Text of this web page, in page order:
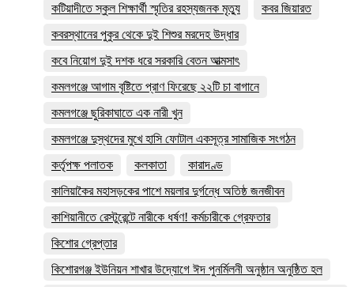
কটিয়াদীতে স্কুল শিক্ষার্থী স্মৃতির রহস্যজনক মৃত্যু
কবর জিয়ারত
কবরস্থানের পুকুর থেকে দুই শিশুর মরদেহ উদ্ধার
কবে নিয়োগ দুই দশক ধরে সরকারি বেতন আত্মসাৎ
কমলগঞ্জে আগাম বৃষ্টিতে প্রাণ ফিরেছে ২২টি চা বাগানে
কমলগঞ্জে ছুরিকাঘাতে এক নারী খুন
কমলগঞ্জে দুস্থদের মুখে হাসি ফোটাল একসূত্র সামাজিক সংগঠন
কর্তৃপক্ষ পলাতক
কলকাতা
কারাদণ্ড
কালিয়াকৈর মহাসড়কের পাশে ময়লার দুর্গন্ধে অতিষ্ঠ জনজীবন
কাশিয়ানীতে রেস্টুরেন্টে নারীকে ধর্ষণ! কর্মচারীকে গ্রেফতার
কিশোর গ্রেপ্তার
কিশোরগঞ্জ ইউনিয়ন শাখার উদ্যোগে ঈদ পুনর্মিলনী অনুষ্ঠান অনুষ্ঠিত হল